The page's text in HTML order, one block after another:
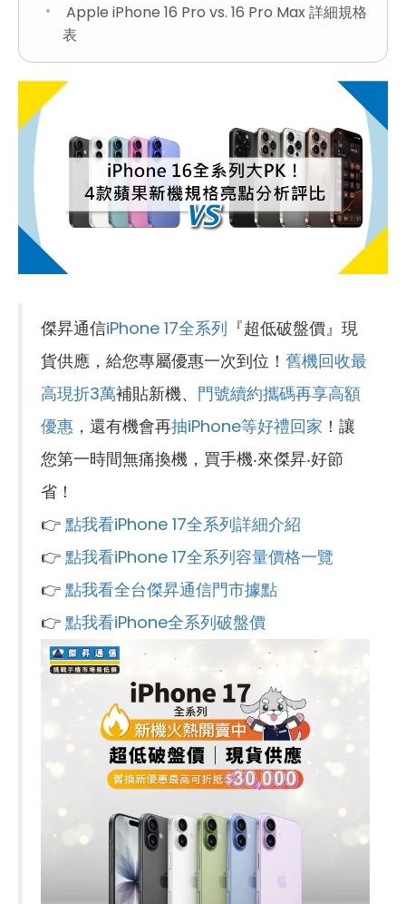
Apple iPhone 16 Pro vs. 16 Pro Max 詳細規格
表
傑昇通信iPhone 17全系列 『超低破盤價』現
貨供應，給您專屬優惠一次到位！ 舊機回收最
高現折3萬補貼新機、 門號續約攜碼再享高額
優惠 ，還有機會再抽iPhone等好禮回家 ！讓
您第一時間無痛換機，買手機‧來傑昇‧好節
省！
👉 點我看iPhone 17全系列詳細介紹
👉 點我看iPhone 17全系列容量價格一覽
👉 點我看全台傑昇通信門市據點
👉 點我看iPhone全系列破盤價